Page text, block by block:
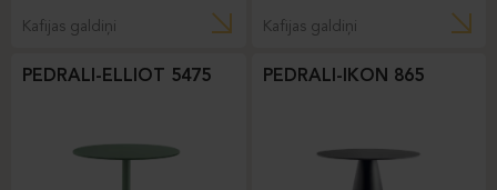
Kafijas galdiņi Kafijas galdiņi
PEDRALI-ELLIOT 5475 PEDRALI-IKON 865